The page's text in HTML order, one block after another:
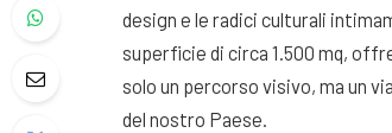
design e le radici culturali
superficie di circa 1.500 mq,
solo un percorso visivo, ma un
del nostro Paese.